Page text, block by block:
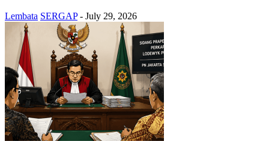
Lembata SERGAP - July 29, 2026